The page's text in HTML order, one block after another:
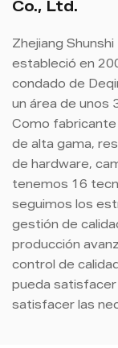
Co., Ltd.
Zhejiang
estableció en
condado de
un área de unos
Como fabricante
de alta gama,
de hardware,
tenemos 16
seguimos los
gestión de
producción
control de
pueda
satisfacer las